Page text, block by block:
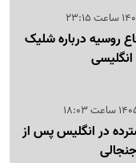
روسیه درباره شلیک
در انگلیس پس از